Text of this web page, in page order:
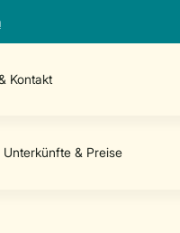
Kontakt